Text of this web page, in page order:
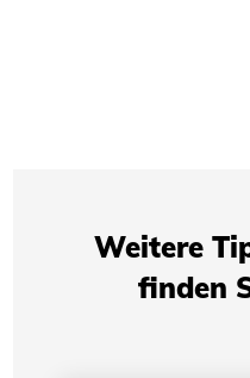
Weitere
finden